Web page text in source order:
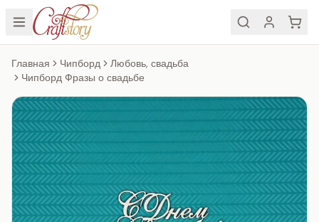
Главная Чипборд
Любовь, свадьба
Чипборд Фразы о свадьбе